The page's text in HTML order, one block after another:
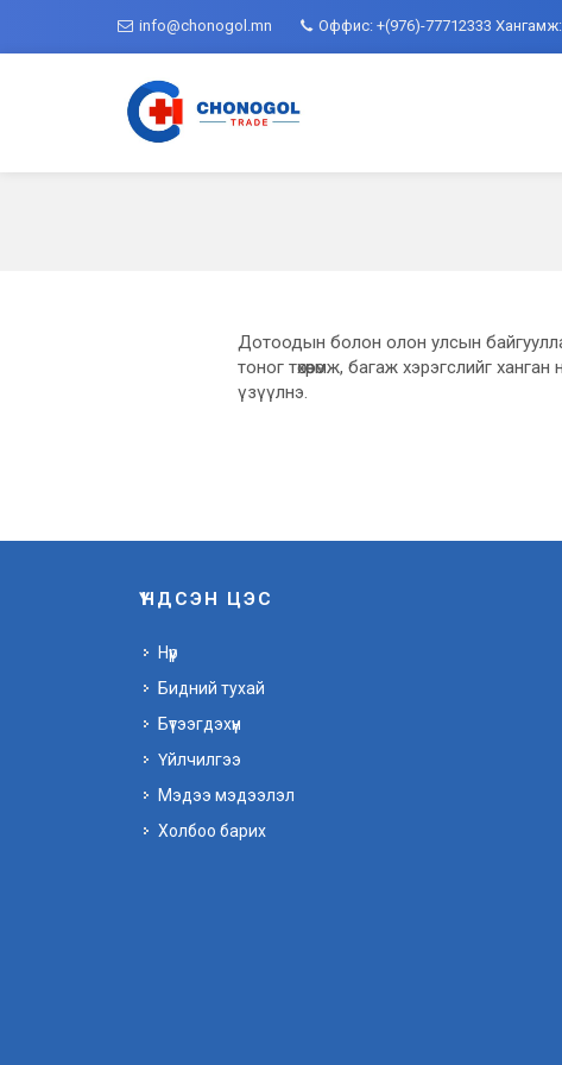
info@chonogol.mn Оффис: +(976)-77712333
Дотоодын болон олон улсын
тоног төхөөрөмж, багаж хэрэгслийг
үзүүлнэ.
ҮНДСЭН ЦЭС
Нүүр
Бидний тухай
Бүтээгдэхүүн
Үйлчилгээ
Мэдээ мэдээлэл
Холбоо барих